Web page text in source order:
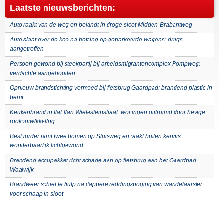
Laatste nieuwsberichten:
Auto raakt van de weg en belandt in droge sloot Midden-Brabantweg
Auto slaat over de kop na botsing op geparkeerde wagens: drugs
aangetroffen
Persoon gewond bij steekpartij bij arbeidsmigrantencomplex Pompweg:
verdachte aangehouden
Opnieuw brandstichting vermoed bij fietsbrug Gaardpad: brandend plastic in
berm
Keukenbrand in flat Van Wielesteinstraat: woningen ontruimd door hevige
rookontwikkeling
Bestuurder ramt twee bomen op Sluisweg en raakt buiten kennis:
wonderbaarlijk lichtgewond
Brandend accupakket richt schade aan op fietsbrug aan het Gaardpad
Waalwijk
Brandweer schiet te hulp na dappere reddingspoging van wandelaarster
voor schaap in sloot